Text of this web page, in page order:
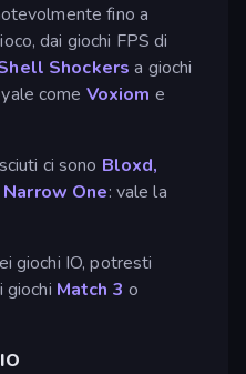
fino a
dai giochi FPS di
Shockers a giochi
come Voxiom e
ci sono Bloxd,
Narrow One: vale la
giochi IO, potresti
giochi Match 3 o